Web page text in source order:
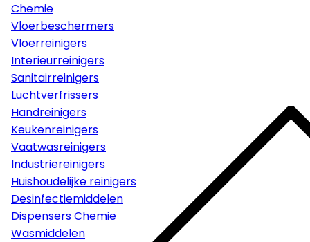
Chemie
Vloerbeschermers
Vloerreinigers
Interieurreinigers
Sanitairreinigers
Luchtverfrissers
Handreinigers
Keukenreinigers
Vaatwasreinigers
Industriereinigers
Huishoudelijke reinigers
Desinfectiemiddelen
Dispensers Chemie
Wasmiddelen